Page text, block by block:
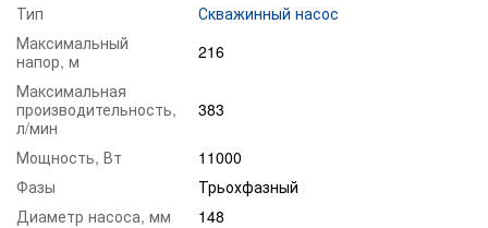
Тип
Скважинный насос
Максимальный
напор, м
216
Максимальная
производительность,
л/мин
383
Мощность, Вт
11000
Фазы
Трьохфазный
Диаметр насоса, мм
148